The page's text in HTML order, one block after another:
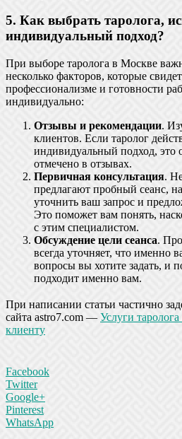
5. Как выбрать таролога,
индивидуальный подход?
При выборе таролога в Москве
несколько факторов, которые
профессионализме и готовности
индивидуально:
Отзывы и рекомендации.
клиентов. Если таролог
индивидуальный подход, это
отмечено в отзывах.
Первичная консультация.
предлагают пробный сеанс,
уточнить ваш запрос и
Это поможет вам понять,
с этим специалистом.
Обсуждение цели сеанса.
всегда уточняет, что именно
вопросы вы хотите задать, и
подходит именно вам.
При написании статьи частично
сайта astro7.com —Услуги
клиенту
Facebook
Twitter
Google+
Pinterest
WhatsApp